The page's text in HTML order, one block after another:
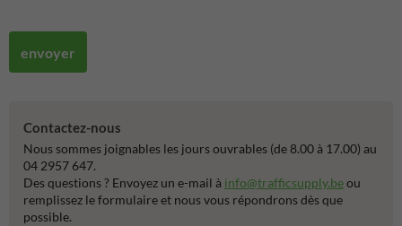
envoyer
Contactez-nous
Nous sommes joignables les jours ouvrables (de 8.00 à 17.00) au
04 2957 647.
Des questions ? Envoyez un e-mail à info@trafficsupply.beou
remplissez le formulaire et nous vous répondrons dès que
possible.